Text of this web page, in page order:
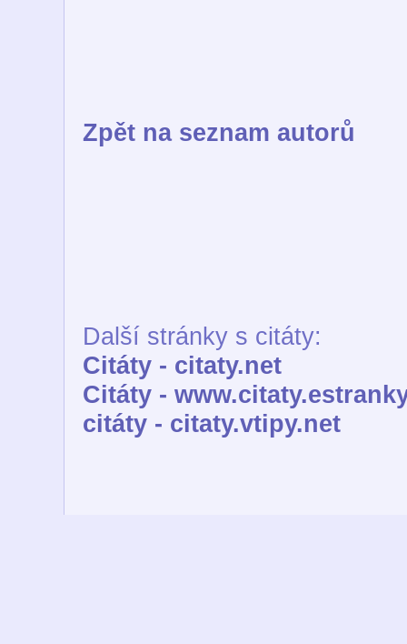
Zpět na seznam autorů
Další stránky s citáty:
Citáty - citaty.net
Citáty -
citáty - citaty.vtipy.net